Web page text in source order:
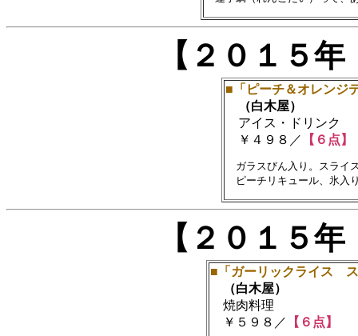
【２０１５
■「ピーチ＆オレンジ
（白木屋）
アイス・ドリンク
￥４９８／
【６点】
ガラスびん入り。スライ
【２０１５
■「ガーリックライス
（白木屋）
焼肉料理
￥５９８／ 【６点】